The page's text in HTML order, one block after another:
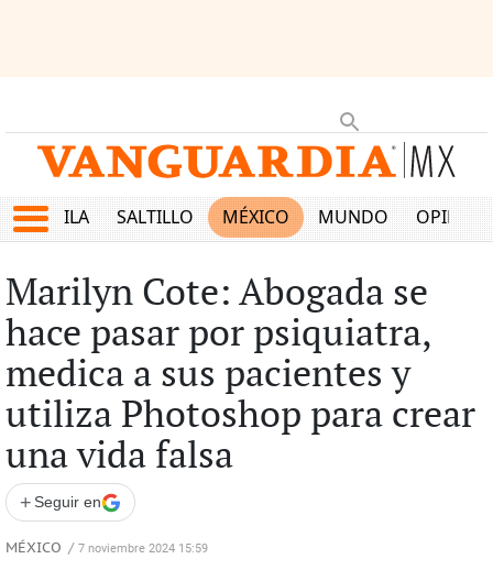
COAHUILA SALTILLO MÉXICO MUNDO OPINIÓN
Marilyn Cote: Abogada se
hace pasar por psiquiatra,
medica a sus pacientes y
utiliza Photoshop para crear
una vida falsa
+ Seguir en
MÉXICO / 7 noviembre 2024 15:59